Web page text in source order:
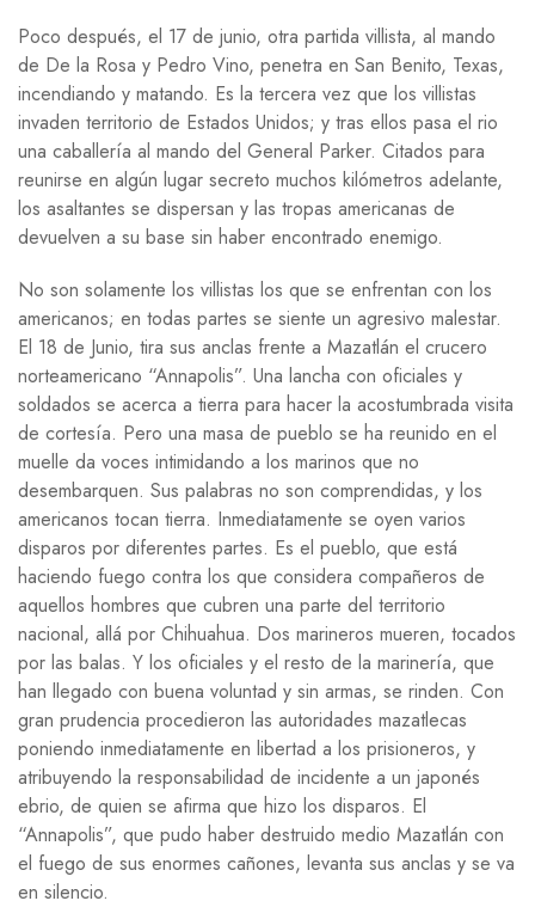
Poco después, el 17 de junio, otra partida villista, al mando
de De la Rosa y Pedro Vino, penetra en San Benito, Texas,
incendiando y matando. Es la tercera vez que los villistas
invaden territorio de Estados Unidos; y tras ellos pasa el rio
una caballería al mando del General Parker. Citados para
reunirse en algún lugar secreto muchos kilómetros adelante,
los asaltantes se dispersan y las tropas americanas de
devuelven a su base sin haber encontrado enemigo.
No son solamente los villistas los que se enfrentan con los
americanos; en todas partes se siente un agresivo malestar.
El 18 de Junio, tira sus anclas frente a Mazatlán el crucero
norteamericano “Annapolis”. Una lancha con oficiales y
soldados se acerca a tierra para hacer la acostumbrada visita
de cortesía. Pero una masa de pueblo se ha reunido en el
muelle da voces intimidando a los marinos que no
desembarquen. Sus palabras no son comprendidas, y los
americanos tocan tierra. Inmediatamente se oyen varios
disparos por diferentes partes. Es el pueblo, que está
haciendo fuego contra los que considera compañeros de
aquellos hombres que cubren una parte del territorio
nacional, allá por Chihuahua. Dos marineros mueren, tocados
por las balas. Y los oficiales y el resto de la marinería, que
han llegado con buena voluntad y sin armas, se rinden. Con
gran prudencia procedieron las autoridades mazatlecas
poniendo inmediatamente en libertad a los prisioneros, y
atribuyendo la responsabilidad de incidente a un japonés
ebrio, de quien se afirma que hizo los disparos. El
“Annapolis”, que pudo haber destruido medio Mazatlán con
el fuego de sus enormes cañones, levanta sus anclas y se va
en silencio.